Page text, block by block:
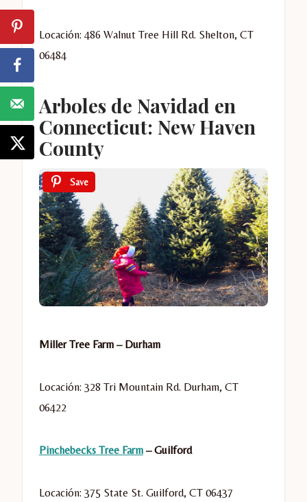
Locación: 486 Walnut Tree Hill Rd. Shelton, CT
06484
Arboles de Navidad en
Connecticut: New Haven
County
Save
Miller Tree Farm – Durham
Locación: 328 Tri Mountain Rd. Durham, CT
06422
Pinchebecks Tree Farm – Guilford
Locación: 375 State St. Guilford, CT 06437